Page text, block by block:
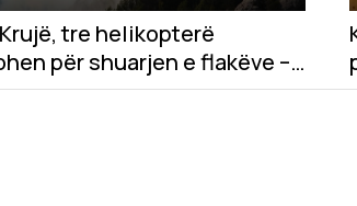
tre helikopterë
për shuarjen e flakëve –
për zjarrvënie të